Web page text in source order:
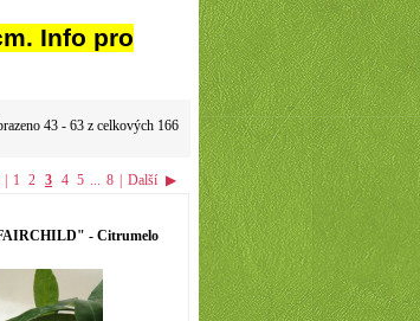
Info pro
43 - 63 z celkových 166
| 1 2 3 4 5 8 | Další ▶
- Citrumelo